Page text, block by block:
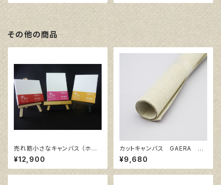
その他の商品
売れ筋小さなキャンバス （ホワ
イト塗りキャンバス張り）各10枚
３点セット
¥12,900
カットキャンバス GAERA F
S50
¥9,680